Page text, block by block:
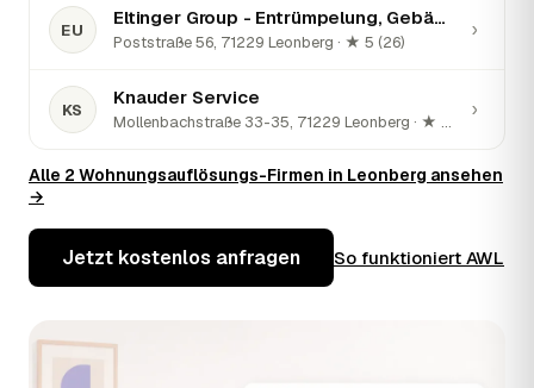
EU
Eltinger Group - Entrümpelung, Gebäudereinigung und Umzugsservice
Poststraße 56, 71229 Leonberg · ★ 5 (26)
›
KS
Knauder Service
Mollenbachstraße 33-35, 71229 Leonberg · ★ 5 (104)
›
Alle 2 Wohnungsauflösungs-Firmen in Leonberg ansehen
→
Jetzt kostenlos anfragen So funktioniert AWL